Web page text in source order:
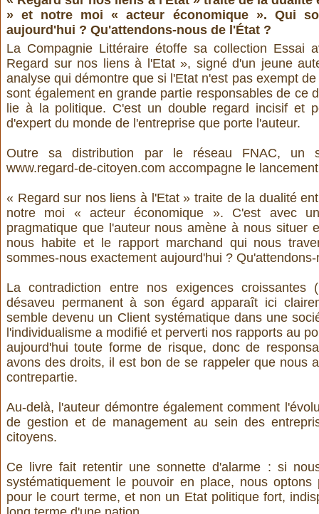
» et notre moi « acteur économique ». Qui
aujourd'hui ? Qu'attendons-nous de l'État ?
La Compagnie Littéraire étoffe sa collection Essai
Regard sur nos liens à l'Etat», signé d'un jeune
analyse qui démontre que si l'Etat n'est pas exempt
sont également en grande partie responsables de ce
lie à la politique. C'est un double regard incisif et
d'expert du monde de l'entreprise que porte l'auteur.
Outre sa distribution par le réseau FNAC, un
www.regard-de-citoyen.com accompagne le
« Regard sur nos liens à l'Etat » traite de la dualité
notre moi « acteur économique ». C'est avec
pragmatique que l'auteur nous amène à nous situer
nous habite et le rapport marchand qui nous
sommes-nous exactement aujourd'hui ?
La contradiction entre nos exigences
désaveu permanent à son égard apparaît ici
semble devenu un Client systématique dans une
l'individualisme a modifié et perverti nos rapports au
aujourd'hui toute forme de risque, donc de
avons des droits, il est bon de se rappeler que nous
contrepartie.
Au-delà, l'auteur démontre également comment
de gestion et de management au sein des
citoyens.
Ce livre fait retentir une sonnette d'alarme : si
systématiquement le pouvoir en place, nous
pour le court terme, et non un Etat politique fort,